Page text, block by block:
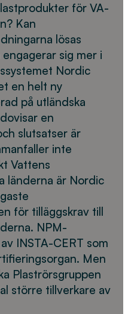
för VA-
Kan
lösas
sig mer i
Nordic
en helt ny
på utländska
en
slutsatser är
inte
Vattens
länderna är Nordic
för tilläggskrav till
NPM-
INSTA-CERT som
Men
Plaströrsgruppen
större tillverkare av